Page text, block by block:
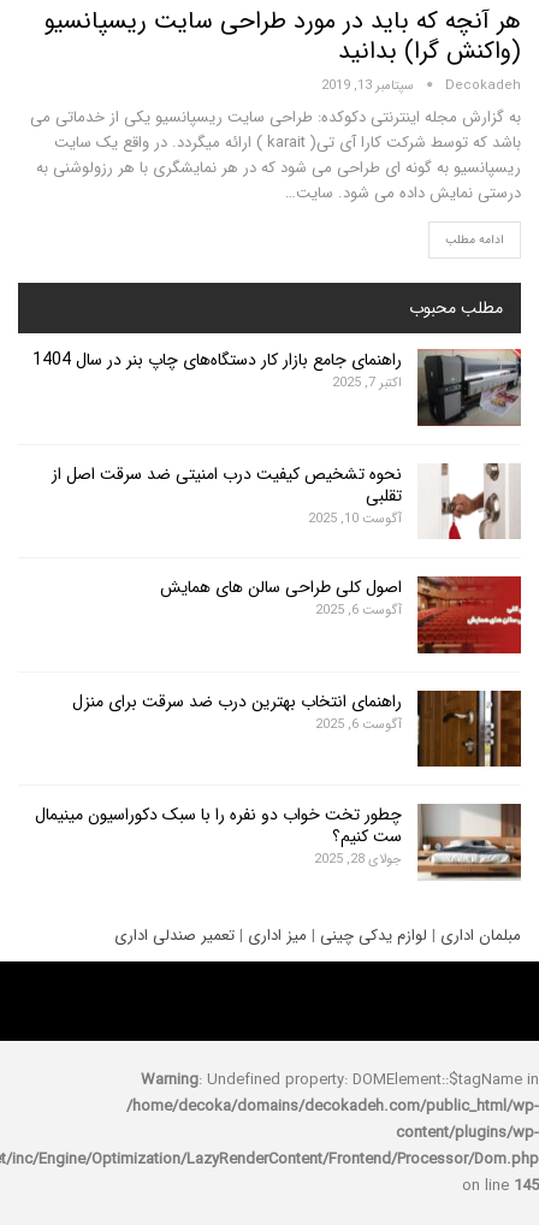
که باید در مورد طراحی سایت ریسپانسیو
بدانید
سپتامبر 13, 2019
اینترنتی دکوکده: طراحی سایت ریسپانسیو یکی از خدماتی می
باشد که توسط شرکت کارا آی تی( karait ) ارائه میگردد. در واقع یک سایت
به گونه ای طراحی می شود که در هر نمایشگری با هر رزولوشنی به
داده می شود. سایت…
راهنمای جامع بازار کار دستگاه‌های چاپ بنر در سال 1404
اکتبر 7, 2025
نحوه تشخیص کیفیت درب امنیتی ضد سرقت اصل از
تقلبی
آگوست 10, 2025
اصول کلی طراحی سالن های همایش
آگوست 6, 2025
راهنمای انتخاب بهترین درب ضد سرقت برای منزل
آگوست 6, 2025
چطور تخت خواب دو نفره را با سبک دکوراسیون مینیمال
ست کنیم؟
جولای 28, 2025
|لوازم یدکی چینی|میز اداری| تعمیر صندلی اداری
Warning: Undefined property:
/home/decoka/domains/decokadeh.com/
rocket/inc/Engine/Optimization/LazyRenderContent/Frontend/